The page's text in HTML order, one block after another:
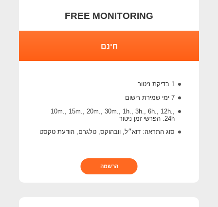
FREE MONITORING
חינם
1 בדיקת ניטור
7 ימי שמירת רישום
10m., 15m., 20m., 30m., 1h., 3h., 6h., 12h.,
24h. הפרשי זמן ניטור
סוג התראה: דוא״ל, וובהוקס, טלגרם, הודעת טקסט
הרשמה